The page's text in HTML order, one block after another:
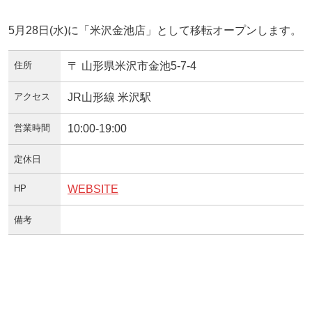
5月28日(水)に「米沢金池店」として移転オープンします。
住所 〒 山形県米沢市金池5-7-4
アクセス JR山形線 米沢駅
営業時間 10:00-19:00
定休日
HP WEBSITE
備考